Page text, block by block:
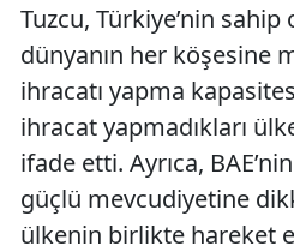
Tuzcu, Türkiye’nin
dünyanın her köşesine
ihracatı yapma
ihracat yapmadıkları
ifade etti. Ayrıca,
güçlü mevcudiyetine
ülkenin birlikte hareket